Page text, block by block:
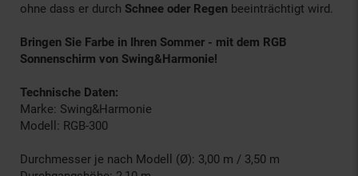
ohne dass er durch Schnee oder Regen beeinträchtigt wird.
Bringen Sie Farbe in Ihren Sommer - mit dem RGB
Sonnenschirm von Swing&Harmonie!
Technische Daten:
Marke: Swing&Harmonie
Modell: RGB-300
Durchmesser je nach Modell (Ø): 3,00 m / 3,50 m